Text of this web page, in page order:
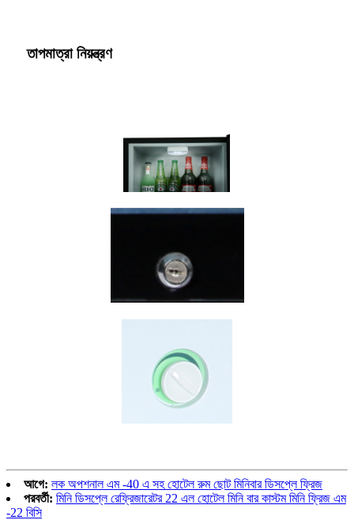
তাপমাত্রা নিয়ন্ত্রণ
আগে: লক অপশনাল এম -40 এ সহ হোটেল রুম ছোট মিনিবার ডিসপ্লে ফ্রিজ
পরবর্তী: মিনি ডিসপ্লে রেফ্রিজারেটর 22 এল হোটেল মিনি বার কাস্টম মিনি ফ্রিজ এম
-22 বিসি